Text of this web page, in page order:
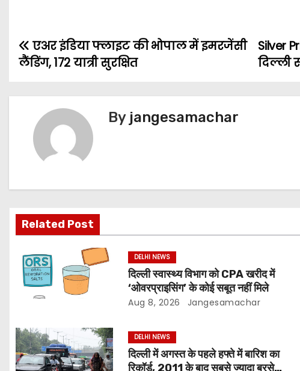
Silver
दिल्ली
एअर इंडिया फ्लाइट की भोपाल में इमरजेंसी
लैंडिंग, 172 यात्री सुरक्षित
By jangesamachar
Related Post
DELHI NEWS
दिल्ली स्वास्थ्य विभाग को CPA खरीद में
‘ओवरप्राइसिंग’ के कोई सबूत नहीं मिले
Aug 8, 2026 Jangesamachar
DELHI NEWS
दिल्ली में अगस्त के पहले हफ्ते में बारिश का
रिकॉर्ड, 2011 के बाद सबसे ज्यादा बरसे